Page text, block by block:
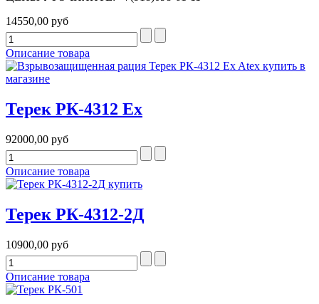
14550,00 руб
Описание товара
Терек РК-4312 Ex
92000,00 руб
Описание товара
Терек РК-4312-2Д
10900,00 руб
Описание товара